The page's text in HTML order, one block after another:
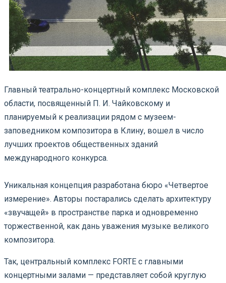
Главный театрально-концертный комплекс Московской
области, посвященный П. И. Чайковскому и
планируемый к реализации рядом с музеем-
заповедником композитора в Клину, вошел в число
лучших проектов общественных зданий
международного конкурса.
Уникальная концепция разработана бюро «Четвертое
измерение». Авторы постарались сделать архитектуру
«звучащей» в пространстве парка и одновременно
торжественной, как дань уважения музыке великого
композитора.
Так, центральный комплекс FORTE с главными
концертными залами — представляет собой круглую